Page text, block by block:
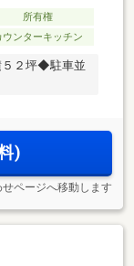
所有権
ウンターキッチン
５２坪◆駐車並
)
ページへ移動します